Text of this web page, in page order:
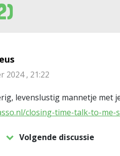
2024 , 21:22
levenslustig mannetje met
closing-time-talk-to-me-
Volgende discussie